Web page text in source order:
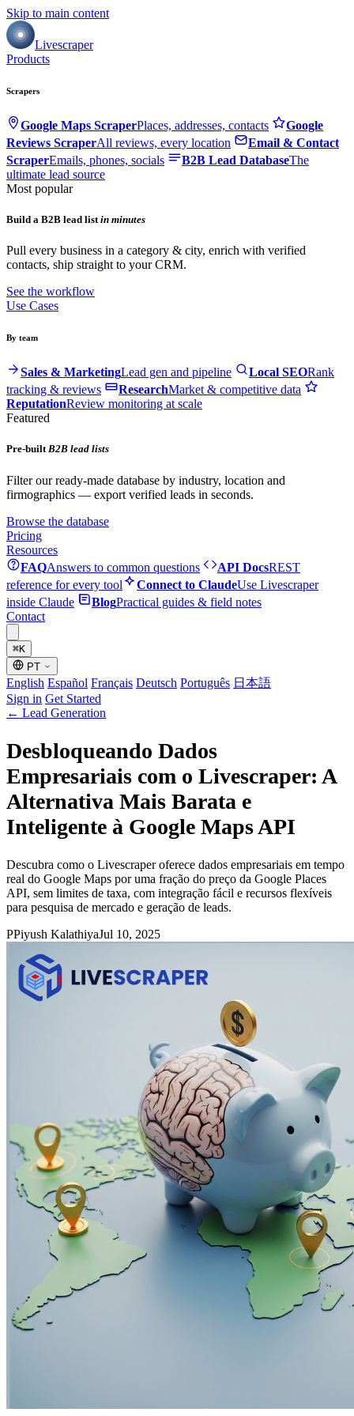
Skip to main content
Livescraper
Products
Scrapers
Google Maps ScraperPlaces, addresses, contacts
Google
Reviews ScraperAll reviews, every location
Email & Contact
ScraperEmails, phones, socials B2B Lead DatabaseThe
ultimate lead source
Most popular
Build a B2B lead listin minutes
Pull every business in a category & city, enrich with verified
contacts, ship straight to your CRM.
See the workflow
Use Cases
By team
Sales & MarketingLead gen and pipeline Local SEORank
tracking & reviews
ResearchMarket & competitive data
ReputationReview monitoring at scale
Featured
Pre-builtB2B lead lists
Filter our ready-made database by industry, location and
firmographics — export verified leads in seconds.
Browse the database
Pricing
Resources
FAQAnswers to common questions API DocsREST
reference for every tool
Connect to ClaudeUse Livescraper
inside Claude
BlogPractical guides & field notes
Contact
⌘K
PT
English Español Français Deutsch Português 日本語
Sign in Get Started
← Lead Generation
Desbloqueando Dados
Empresariais com o Livescraper: A
Alternativa Mais Barata e
Inteligente à Google Maps API
Descubra como o Livescraper oferece dados empresariais em tempo
real do Google Maps por uma fração do preço da Google Places
API, sem limites de taxa, com integração fácil e recursos flexíveis
para pesquisa de mercado e geração de leads.
PPiyush KalathiyaJul 10, 2025